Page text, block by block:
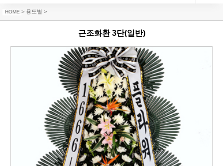
HOME > 용도별 >
근조화환 3단(일반)